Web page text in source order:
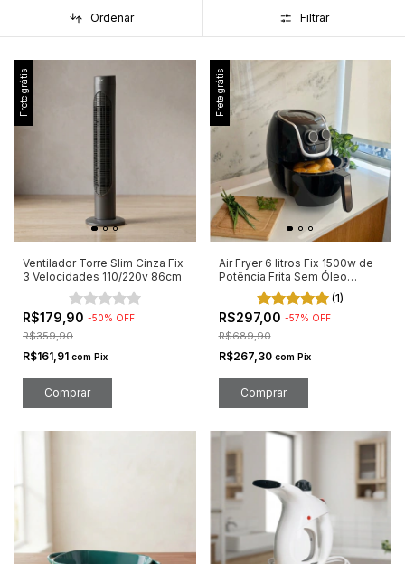
Ordenar Filtrar
Frete grátis
Ventilador Torre Slim Cinza Fix
3 Velocidades 110/220v 86cm
R$179,90 -50% OFF
R$359,90
R$161,91 com Pix
Comprar
Frete grátis
Air Fryer 6 litros Fix 1500w de
Potência Frita Sem Óleo
127v/220v
(1)
R$297,00 -57% OFF
R$689,90
R$267,30 com Pix
Comprar